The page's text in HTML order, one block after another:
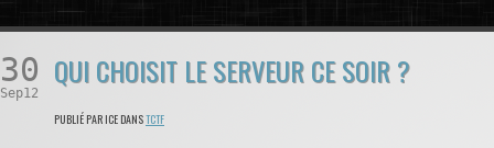
30
Sep12
QUI CHOISIT LE SERVEUR CE SOIR ?
PUBLIÉ PAR ICE DANSTCTF